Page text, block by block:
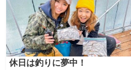
休日は釣りに夢中！